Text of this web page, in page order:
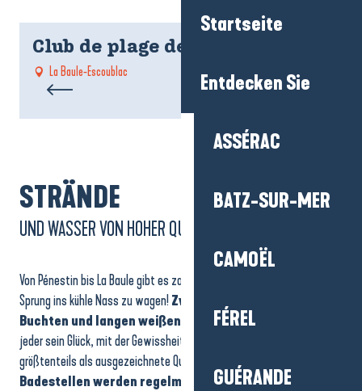
Startseite
Entdecken Sie
ASSÉRAC
BATZ-SUR-MER
CAMOËL
FÉREL
GUÉRANDE
Club de plage des Korrigans
La Baule-Escoublac
STRÄNDE
UND WASSER VON HOHER QUALITÄT
Von Pénestin bis La Baule gibt es zahlreiche Möglichkeiten, einen
Sprung ins kühle Nass zu wagen!Zwischen kleinen felsigen
Buchten und langen weißen Sandstränden
jeder sein Glück, mit der Gewissheit, in Wasser zu tauchen, das
größtenteils als ausgezeichnete Qualität eingestuft ist!
Badestellen werden regelmäßig
und besonders in der